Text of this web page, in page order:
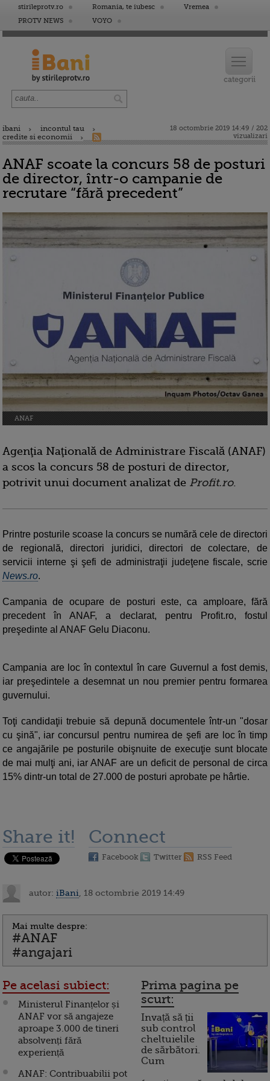
stirileprotv.ro Romania, te iubesc
Vremea
PROTV NEWS
VOYO
ibani
incontul tau
credite si economii
18 octombrie 2019 14:49 / 202
vizualizari
ANAF scoate la concurs 58 de posturi
de director, într-o campanie de
recrutare “fără precedent”
ANAF
Agenţia Naţională de Administrare Fiscală (ANAF)
a scos la concurs 58 de posturi de director,
potrivit unui document analizat de Profit.ro.
Printre posturile scoase la concurs se numără cele de directori
de regională, directori juridici, directori de colectare, de
servicii interne şi şefi de administraţii judeţene fiscale, scrie
News.ro.
Campania de ocupare de posturi este, ca amploare, fără
precedent în ANAF, a declarat, pentru Profit.ro, fostul
preşedinte al ANAF Gelu Diaconu.
Campania are loc în contextul în care Guvernul a fost demis,
iar preşedintele a desemnat un nou premier pentru formarea
guvernului.
Toţi candidaţii trebuie să depună documentele într-un "dosar
cu şină", iar concursul pentru numirea de şefi are loc în timp
ce angajările pe posturile obişnuite de execuţie sunt blocate
de mai mulţi ani, iar ANAF are un deficit de personal de circa
15% dintr-un total de 27.000 de posturi aprobate pe hârtie.
Share it! Connect
Facebook Twitter RSS Feed
autor: iBani , 18 octombrie 2019 14:49
Mai multe despre:
#ANAF
#angajari
Pe acelasi subiect:
Ministerul Finanțelor și
ANAF vor să angajeze
aproape 3.000 de tineri
absolvenți fără
experiență
ANAF: Contribuabilii pot
Prima pagina pe
scurt:
Invață să ții
sub control
cheltuielile
de sărbători.
Cum